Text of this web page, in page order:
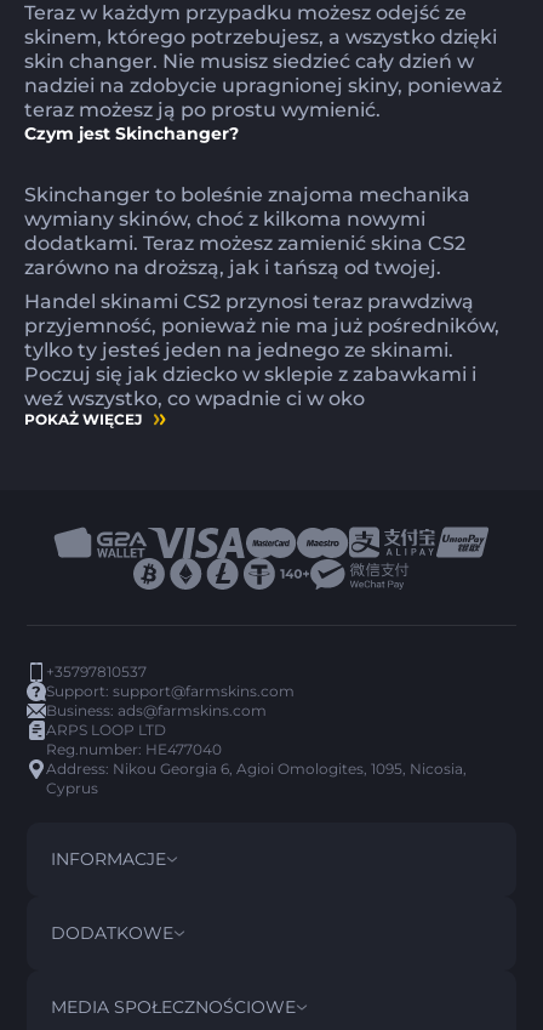
Teraz w każdym przypadku możesz odejść ze
skinem, którego potrzebujesz, a wszystko dzięki
skin changer. Nie musisz siedzieć cały dzień w
nadziei na zdobycie upragnionej skiny, ponieważ
teraz możesz ją po prostu wymienić.
Czym jest Skinchanger?
Skinchanger to boleśnie znajoma mechanika
wymiany skinów, choć z kilkoma nowymi
dodatkami. Teraz możesz zamienić skina CS2
zarówno na droższą, jak i tańszą od twojej.
Handel skinami CS2 przynosi teraz prawdziwą
przyjemność, ponieważ nie ma już pośredników,
tylko ty jesteś jeden na jednego ze skinami.
Poczuj się jak dziecko w sklepie z zabawkami i
weź wszystko, co wpadnie ci w oko
POKAŻ WIĘCEJ
+35797810537
Support:support@farmskins.com
Business:ads@farmskins.com
ARPS LOOP LTD
Reg.number: HE477040
Address: Nikou Georgia 6, Agioi Omologites, 1095, Nicosia,
Cyprus
INFORMACJE
REGULAMIN
POLITYKA ZWROTÓW CONTACT US
DODATKOWE
FAQ
MEDIA SPOŁECZNOŚCIOWE